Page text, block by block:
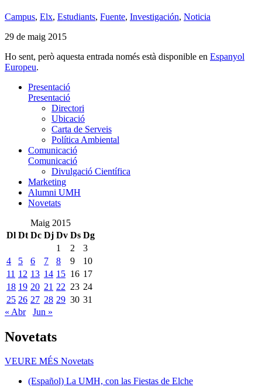
Campus, Elx, Estudiants, Fuente, Investigación, Noticia
29 de maig 2015
Ho sent, però aquesta entrada només està disponible en Espanyol
Europeu.
Presentació
Presentació
Directori
Ubicació
Carta de Serveis
Política Ambiental
Comunicació
Comunicació
Divulgació Científica
Marketing
Alumni UMH
Novetats
Maig 2015
Dl Dt Dc Dj Dv Ds Dg
1
2
3
4
5 6 7 8 9
10
11 12 13 14 15 16 17
18 19 20 21 22 23 24
25 26 27 28 29 30 31
« Abr
Jun »
Novetats
VEURE MÉS Novetats
(Español) La UMH, con las Fiestas de Elche